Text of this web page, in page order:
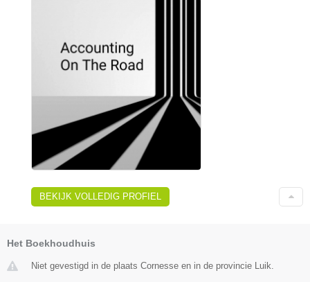
BEKIJK VOLLEDIG PROFIEL
Het Boekhoudhuis
Niet gevestigd in de plaats Cornesse en in de provincie Luik.